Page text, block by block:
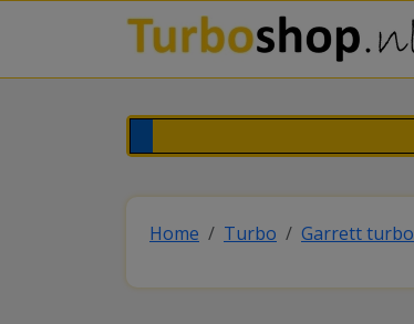
Home Turbo Garrett turbo